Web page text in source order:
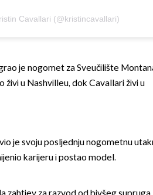
Cavallari (@kristincavallari)
je nogomet za Sveučilište
u Nashvilleu, dok Cavallari živi u
je svoju posljednju nogometnu
karijeru i postao model.